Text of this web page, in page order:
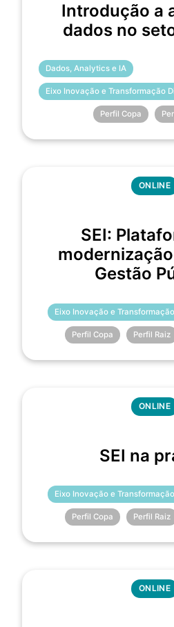
Introdução a
dados no
Dados, Analytics e IA
Eixo Inovação e Transformação
Perfil Copa
ONLINE
SEI:
Gestão
Eixo Inovação e
Perfil Copa Perfil Raiz
ONLINE
SEI na
Eixo Inovação e
Perfil Copa Perfil Raiz
ONLINE